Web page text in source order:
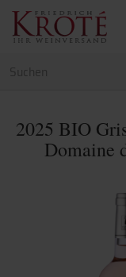
2025 BIO
Domaine